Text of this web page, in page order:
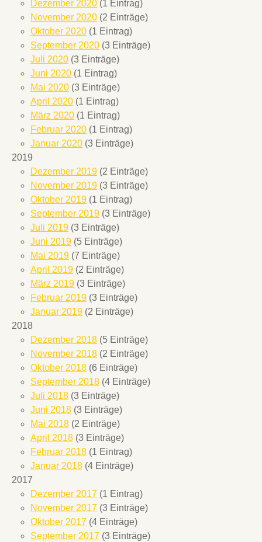
Dezember 2020 (1 Eintrag)
November 2020 (2 Einträge)
Oktober 2020 (1 Eintrag)
September 2020 (3 Einträge)
Juli 2020 (3 Einträge)
Juni 2020 (1 Eintrag)
Mai 2020 (3 Einträge)
April 2020 (1 Eintrag)
März 2020 (1 Eintrag)
Februar 2020 (1 Eintrag)
Januar 2020 (3 Einträge)
2019
Dezember 2019 (2 Einträge)
November 2019 (3 Einträge)
Oktober 2019 (1 Eintrag)
September 2019 (3 Einträge)
Juli 2019 (3 Einträge)
Juni 2019 (5 Einträge)
Mai 2019 (7 Einträge)
April 2019 (2 Einträge)
März 2019 (3 Einträge)
Februar 2019 (3 Einträge)
Januar 2019 (2 Einträge)
2018
Dezember 2018 (5 Einträge)
November 2018 (2 Einträge)
Oktober 2018 (6 Einträge)
September 2018 (4 Einträge)
Juli 2018 (3 Einträge)
Juni 2018 (3 Einträge)
Mai 2018 (2 Einträge)
April 2018 (3 Einträge)
Februar 2018 (1 Eintrag)
Januar 2018 (4 Einträge)
2017
Dezember 2017 (1 Eintrag)
November 2017 (3 Einträge)
Oktober 2017 (4 Einträge)
September 2017 (3 Einträge)